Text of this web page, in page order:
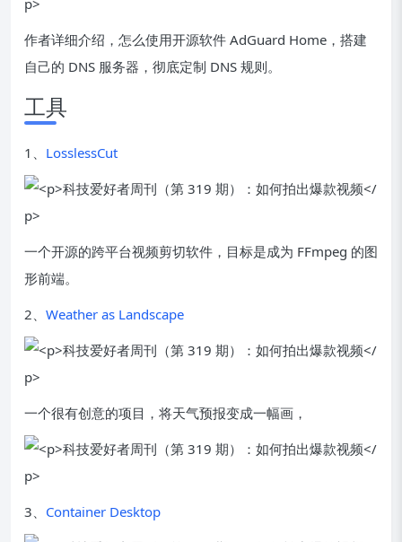
作者详细介绍，怎么使用开源软件 AdGuard Home，搭建
自己的 DNS 服务器，彻底定制 DNS 规则。
工具
1、 LosslessCut
一个开源的跨平台视频剪切软件，目标是成为 FFmpeg 的图
形前端。
2、 Weather as Landscape
一个很有创意的项目，将天气预报变成一幅画，
3、 Container Desktop